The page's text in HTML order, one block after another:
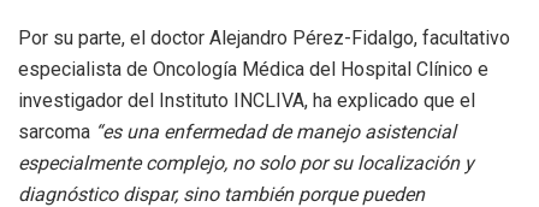
Por su parte, el doctor Alejandro Pérez-Fidalgo, facultativo
especialista de Oncología Médica del Hospital Clínico e
investigador del Instituto INCLIVA, ha explicado que el
sarcoma “es una enfermedad de manejo asistencial
especialmente complejo, no solo por su localización y
diagnóstico dispar, sino también porque pueden